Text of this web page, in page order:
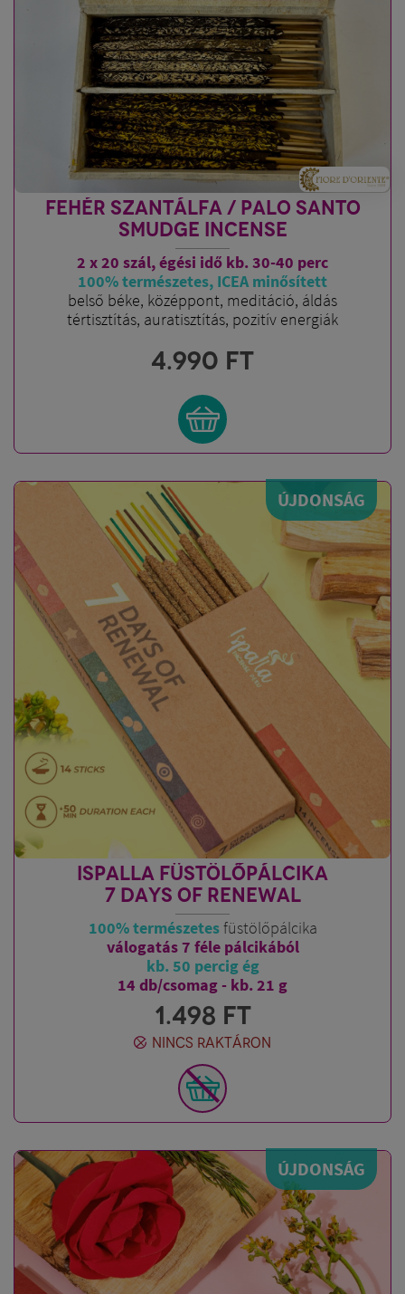
FEHÉR SZANTÁLFA / PALO SANTO
SMUDGE INCENSE
2 x 20 szál, égési idő kb. 30-40 perc
100% természetes, ICEA minősített
belső béke, középpont, meditáció, áldás
tértisztítás, auratisztítás, pozitív energiák
4.990 FT
ÚJDONSÁG
ISPALLA FÜSTÖLŐPÁLCIKA
7 DAYS OF RENEWAL
100% természetesfüstölőpálcika
válogatás 7 féle pálcikából
kb. 50 percig ég
14 db/csomag - kb. 21 g
1.498 FT
NINCS RAKTÁRON
ÚJDONSÁG